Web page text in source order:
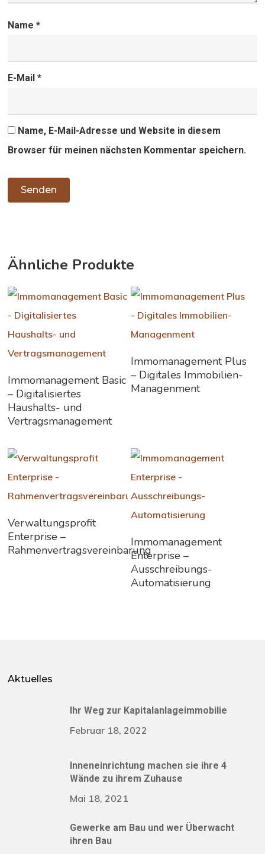
Name*
E-Mail*
Name, E-Mail-Adresse und Website in diesem
Browser für meinen nächsten Kommentar speichern.
Ähnliche Produkte
Immomanagement Basic
– Digitalisiertes
Haushalts- und
Vertragsmanagement
Immomanagement Plus
– Digitales Immobilien-
Managenment
Weiterlesen
Verwaltungsprofit
Enterprise –
Rahmenvertragsvereinbarung
Immomanagement
Enterprise –
Ausschreibungs-
Automatisierung
Aktuelles
Ihr Weg zur Kapitalanlageimmobilie
Februar 18, 2022
Inneneinrichtung machen sie ihre 4
Wände zu ihrem Zuhause
Mai 18, 2021
Gewerke am Bau und wer Überwacht
ihren Bau